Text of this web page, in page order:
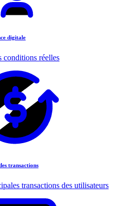
digitale
conditions réelles
transactions
transactions des utilisateurs